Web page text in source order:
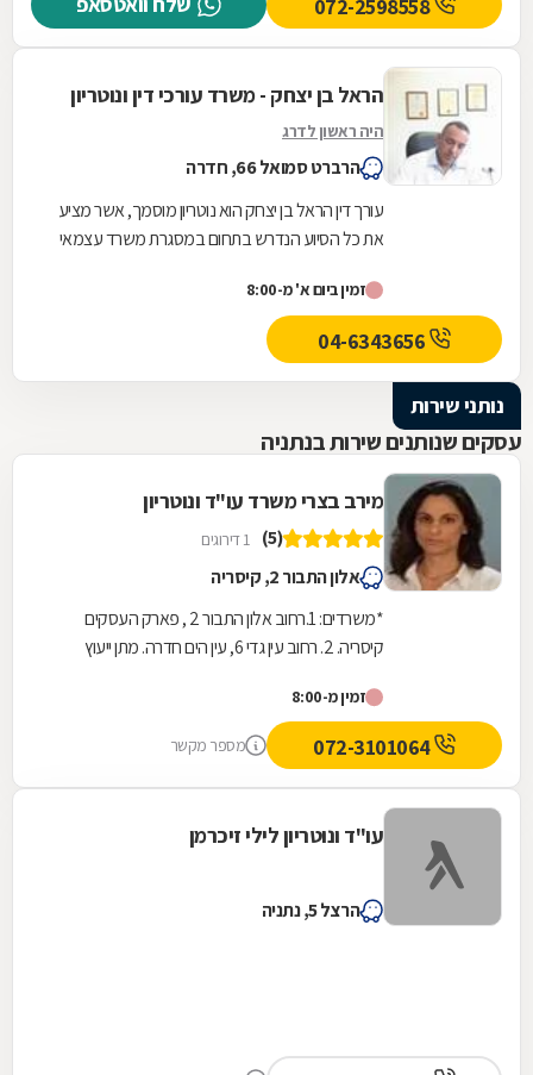
072-2598558
הראל בן יצחק - משרד עורכי דין ונוטריון
היה ראשון לדרג
הרברט סמואל 66, חדרה
עורך דין הראל בן יצחק הוא נוטריון מוסמך, אשר מציע
את כל הסיוע הנדרש בתחום במסגרת משרד עצמאי
זמין ביום א' מ-8:00
נותני שירות
עסקים שנותנים שירות בנתניה
מירב בצרי משרד עו"ד ונוטריון
(5) 1 דירוגים
אלון התבור 2, קיסריה
*משרדים: 1.רחוב אלון התבור 2 , פארק העסקים
קיסריה. 2. רחוב עין גדי 6, עין הים חדרה. מתן ייעוץ
זמין מ-8:00
072-3101064 מספר מקשר
עו"ד ונוטריון לילי זיכרמן
הרצל 5, נתניה